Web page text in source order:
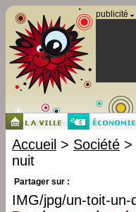
publicité
Accueil > Société >
nuit
Partager sur :
IMG/jpg/un-toit-un-
Panneau de gestion des cookies